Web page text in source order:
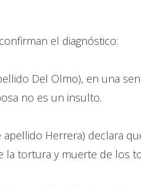
el diagnóstico:
Del Olmo), en una
no es un insulto.
Herrera) declara
la tortura y muerte de los